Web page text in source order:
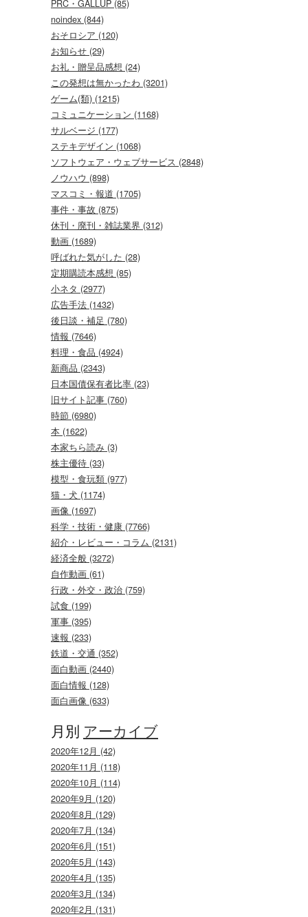
PRC・GALLUP (85)
noindex (844)
おそロシア (120)
お知らせ (29)
お礼・贈呈品感想 (24)
この発想は無かったわ (3201)
ゲーム(類) (1215)
コミュニケーション (1168)
サルベージ (177)
ステキデザイン (1068)
ソフトウェア・ウェブサービス (2848)
ノウハウ (898)
マスコミ・報道 (1705)
事件・事故 (875)
休刊・廃刊・雑誌業界 (312)
動画 (1689)
呼ばれた気がした (28)
定期購読本感想 (85)
小ネタ (2977)
広告手法 (1432)
後日談・補足 (780)
情報 (7646)
料理・食品 (4924)
新商品 (2343)
日本国債保有者比率 (23)
旧サイト記事 (760)
時節 (6980)
本 (1622)
本家ちら読み (3)
株主優待 (33)
模型・食玩類 (977)
猫・犬 (1174)
画像 (1697)
科学・技術・健康 (7766)
紹介・レビュー・コラム (2131)
経済全般 (3272)
自作動画 (61)
行政・外交・政治 (759)
試食 (199)
軍事 (395)
速報 (233)
鉄道・交通 (352)
面白動画 (2440)
面白情報 (128)
面白画像 (633)
月別 アーカイブ
2020年12月 (42)
2020年11月 (118)
2020年10月 (114)
2020年9月 (120)
2020年8月 (129)
2020年7月 (134)
2020年6月 (151)
2020年5月 (143)
2020年4月 (135)
2020年3月 (134)
2020年2月 (131)